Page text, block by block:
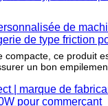
de
de type friction
compacte, ce produit
un bon